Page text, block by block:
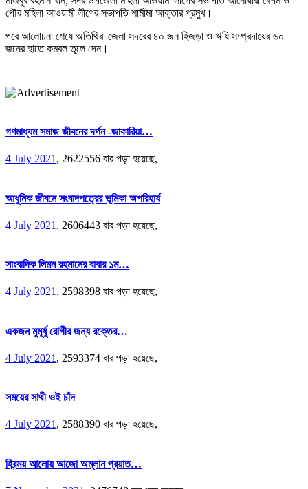
পৌর মহিলা আওয়ামী লীগের সভাপতি শামীমা আক্তার প্রমুখ।
পরে আলোচনা শেষে অতিথিরা জেলা সদরের ৪০ জন হিজড়া ও ঋষি সম্প্রদায়ের ৬০
জনের হাতে কম্বল তুলে দেন।
গণমাধ্যম সমাজ জীবনের দর্পন -জাকারিয়া…
4 July 2021 , 2622556 বার পড়া হয়েছে,
আধুনিক জীবনে সংবাদপত্রের ভূমিকা অপরিহার্য
4 July 2021 , 2606443 বার পড়া হয়েছে,
সাংবাদিক লিমন রহমানের বাবার ১ম…
4 July 2021, 2598398 বার পড়া হয়েছে,
একজন মুমূর্ষু রোগীর জন্য রক্তের…
4 July 2021 , 2593374 বার পড়া হয়েছে,
সময়ের সাথী ওই চাঁদ
4 July 2021, 2588390 বার পড়া হয়েছে,
হিরন্ময় আলোয় আজো অম্লান প্রয়াত…